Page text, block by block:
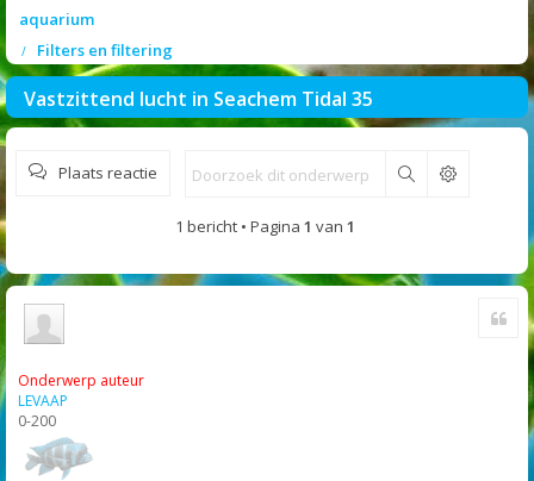
aquarium
Filters en filtering
Vastzittend lucht in Seachem Tidal 35
Plaats reactie Zoek
1 bericht • Pagina 1 van 1
Onderwerp auteur
LEVAAP
0-200